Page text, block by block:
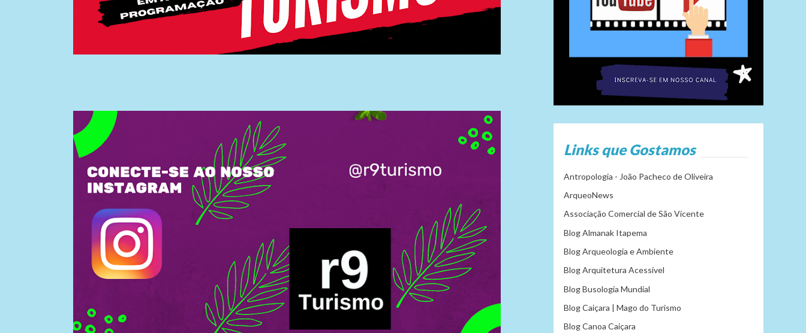
Links que Gostamos
Antropologia - João Pacheco de Oliveira
ArqueoNews
Associação Comercial de São Vicente
Blog Almanak Itapema
Blog Arqueologia e Ambiente
Blog Arquitetura Acessível
Blog Busologia Mundial
Blog Caiçara | Mago do Turismo
Blog Canoa Caiçara